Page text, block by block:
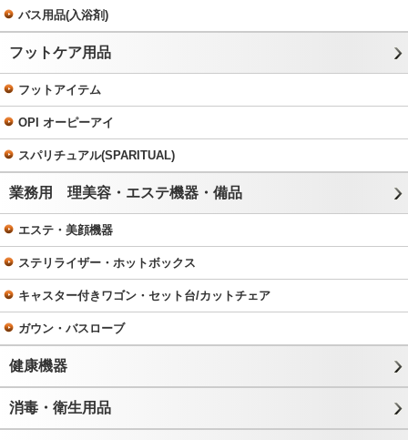
バス用品(入浴剤)
フットケア用品
フットアイテム
OPI オーピーアイ
スパリチュアル(SPARITUAL)
業務用 理美容・エステ機器・備品
エステ・美顔機器
ステリライザー・ホットボックス
キャスター付きワゴン・セット台/カットチェア
ガウン・バスローブ
健康機器
消毒・衛生用品